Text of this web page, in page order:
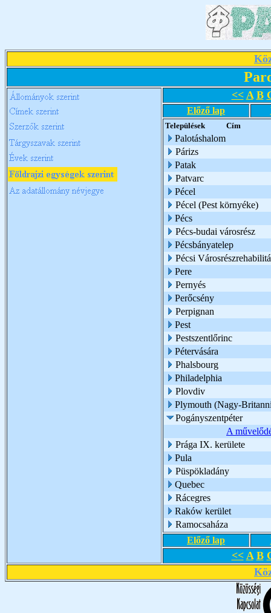
<< A B
Előző lap
Települések Cím
Palotáshalom
Párizs
Patak
Patvarc
Pécel
Pécel (Pest környéke)
Pécs
Pécs-budai városrész
Pécsbányatelep
Pécsi
Pere
Pernyés
Perőcsény
Perpignan
Pest
Pestszentlőrinc
Pétervására
Phalsbourg
Philadelphia
Plovdiv
Plymouth (Nagy-
Pogányszentpéter
A
Prága IX. kerülete
Pula
Püspökladány
Quebec
Rácegres
Raków kerület
Ramocsaháza
Előző lap
<< A B